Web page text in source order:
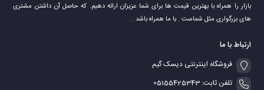
بازار را همراه با بهترین قیمت ها برای شما عزیزان ارائه دهیم. که حاصل آن داشتن مشتری
های بزرگواری مثل شماست . با ما همراه باشد .
ارتباط با ما
فروشگاه اینترنتی دیسک گیم
تلفن ثابت: 05155425343